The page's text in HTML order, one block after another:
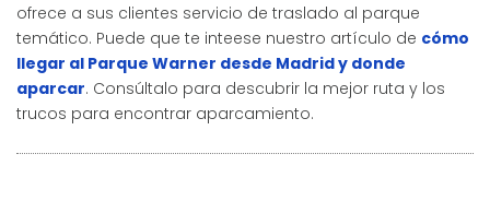
ofrece a sus clientes servicio de traslado al parque
temático. Puede que te inteese nuestro artículo de cómo
llegar al Parque Warner desde Madrid y donde
aparcar. Consúltalo para descubrir la mejor ruta y los
trucos para encontrar aparcamiento.